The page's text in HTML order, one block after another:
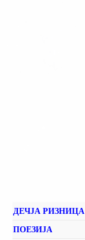
ДЕЧЈА РИЗНИЦА
ПОЕЗИЈА